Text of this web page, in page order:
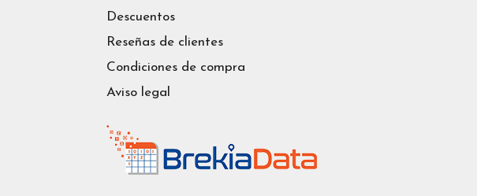
Descuentos
Reseñas de clientes
Condiciones de compra
Aviso legal